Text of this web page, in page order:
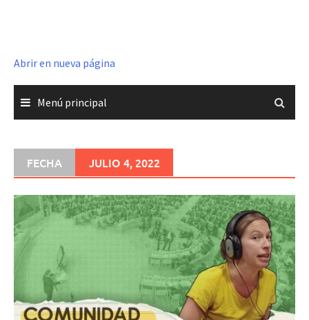
Abrir en nueva página
Menú principal
FECHA JULIO 4, 2022